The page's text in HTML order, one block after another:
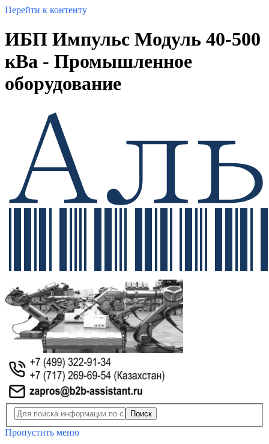
Перейти к контенту
ИБП Импульс Модуль 40-500
кВа - Промышленное
оборудование
Поиск
Пропустить меню